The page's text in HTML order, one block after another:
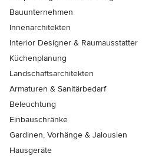
Bauunternehmen
Innenarchitekten
Interior Designer & Raumausstatter
Küchenplanung
Landschaftsarchitekten
Armaturen & Sanitärbedarf
Beleuchtung
Einbauschränke
Gardinen, Vorhänge & Jalousien
Hausgeräte